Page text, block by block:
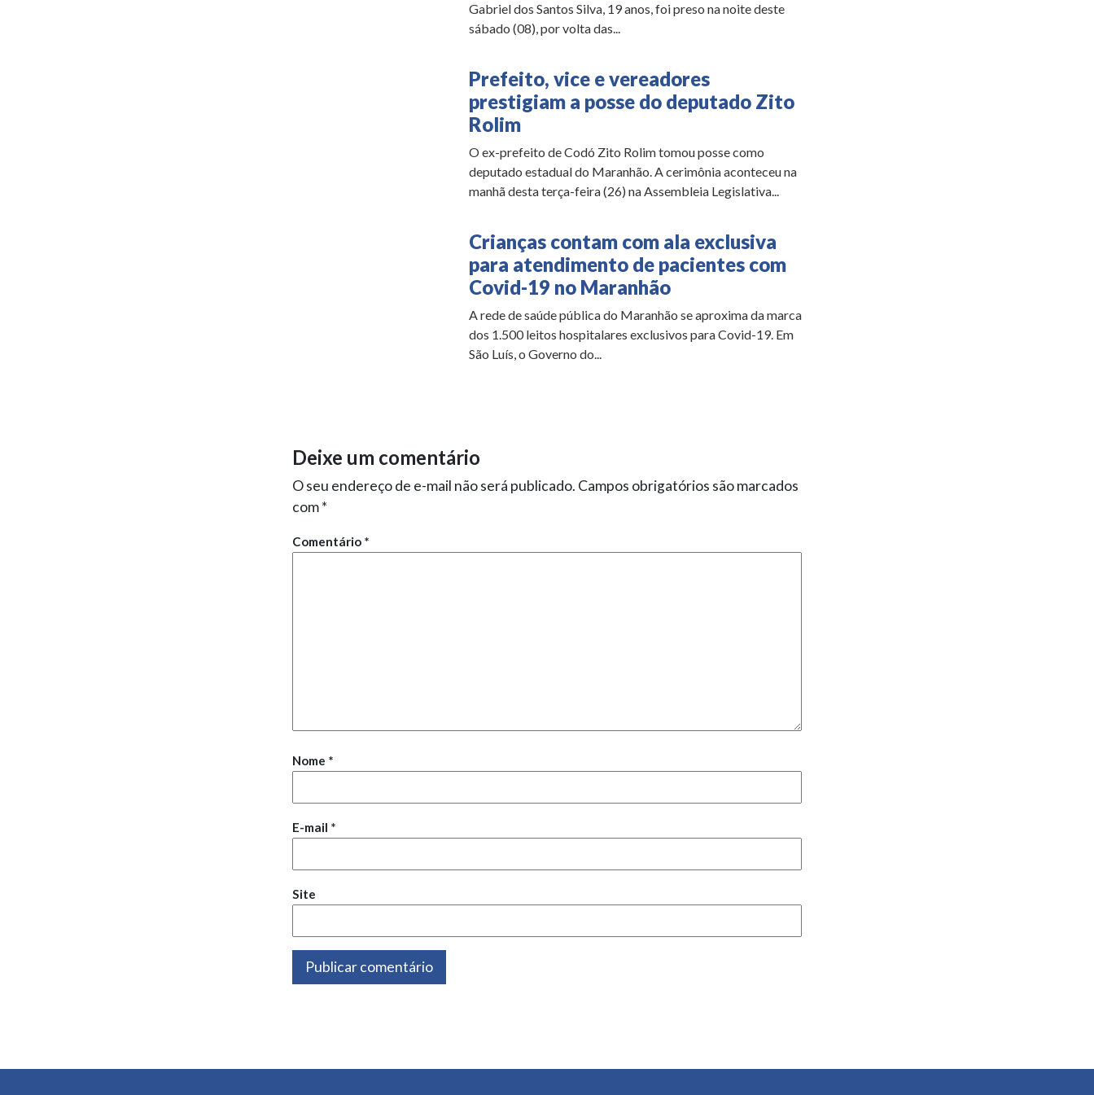
Gabriel dos Santos Silva, 19 anos, foi preso na noite deste
sábado (08), por volta das...
Prefeito, vice e vereadores
prestigiam a posse do deputado Zito
Rolim
O ex-prefeito de Codó Zito Rolim tomou posse como
deputado estadual do Maranhão. A cerimônia aconteceu na
manhã desta terça-feira (26) na Assembleia Legislativa...
Crianças contam com ala exclusiva
para atendimento de pacientes com
Covid-19 no Maranhão
A rede de saúde pública do Maranhão se aproxima da marca
dos 1.500 leitos hospitalares exclusivos para Covid-19. Em
São Luís, o Governo do...
Deixe um comentário
O seu endereço de e-mail não será publicado. Campos obrigatórios são marcados
com*
Comentário *
Nome *
E-mail *
Site